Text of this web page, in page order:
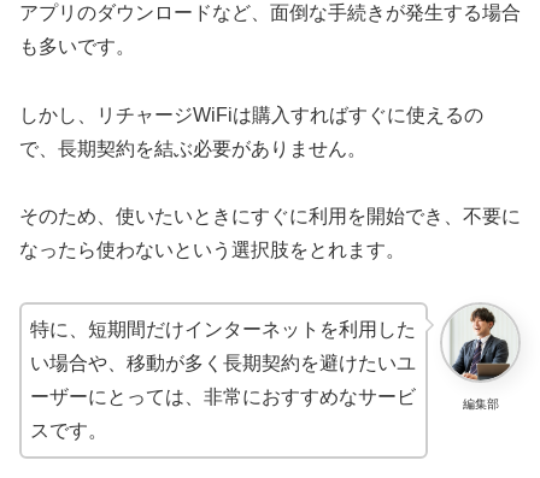
アプリのダウンロードなど、面倒な手続きが発生する場合
も多いです。
しかし、リチャージWiFiは購入すればすぐに使えるの
で、長期契約を結ぶ必要がありません。
そのため、使いたいときにすぐに利用を開始でき、不要に
なったら使わないという選択肢をとれます。
編集部
特に、短期間だけインターネットを利用した
い場合や、移動が多く長期契約を避けたいユ
ーザーにとっては、非常におすすめなサービ
スです。